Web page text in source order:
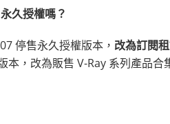
久授權嗎？
停售永久授權版本， 改為訂閱
本，改為販售 V-Ray 系列產品合